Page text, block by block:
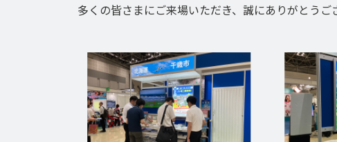
多くの皆さまにご来場いただき、誠にありがとうご